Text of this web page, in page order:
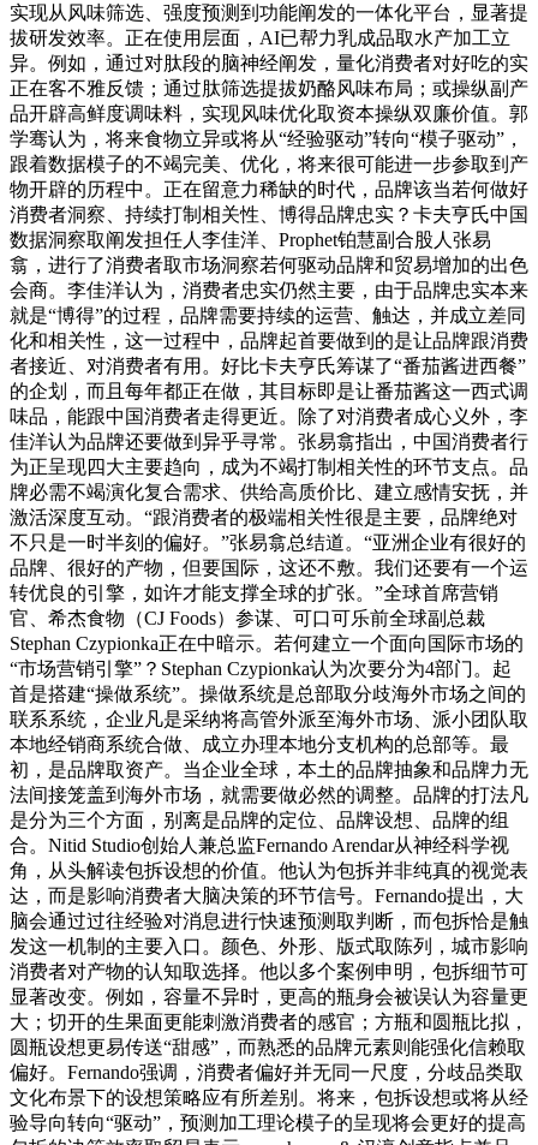
实现从风味筛选、强度预测到功能阐发的一体化平台，显著提
拔研发效率。正在使用层面，AI已帮力乳成品取水产加工立
异。例如，通过对肽段的脑神经阐发，量化消费者对好吃的实
正在客不雅反馈；通过肽筛选提拔奶酪风味布局；或操纵副产
品开辟高鲜度调味料，实现风味优化取资本操纵双廉价值。郭
学骞认为，将来食物立异或将从“经验驱动”转向“模子驱动”，
跟着数据模子的不竭完美、优化，将来很可能进一步参取到产
物开辟的历程中。正在留意力稀缺的时代，品牌该当若何做好
消费者洞察、持续打制相关性、博得品牌忠实？卡夫亨氏中国
数据洞察取阐发担任人李佳洋、Prophet铂慧副合股人张易
翕，进行了消费者取市场洞察若何驱动品牌和贸易增加的出色
会商。李佳洋认为，消费者忠实仍然主要，由于品牌忠实本来
就是“博得”的过程，品牌需要持续的运营、触达，并成立差同
化和相关性，这一过程中，品牌起首要做到的是让品牌跟消费
者接近、对消费者有用。好比卡夫亨氏筹谋了“番茄酱进西餐”
的企划，而且每年都正在做，其目标即是让番茄酱这一西式调
味品，能跟中国消费者走得更近。除了对消费者成心义外，李
佳洋认为品牌还要做到异乎寻常。张易翕指出，中国消费者行
为正呈现四大主要趋向，成为不竭打制相关性的环节支点。品
牌必需不竭演化复合需求、供给高质价比、建立感情安抚，并
激活深度互动。“跟消费者的极端相关性很是主要，品牌绝对
不只是一时半刻的偏好。”张易翕总结道。“亚洲企业有很好的
品牌、很好的产物，但要国际，这还不敷。我们还要有一个运
转优良的引擎，如许才能支撑全球的扩张。”全球首席营销
官、希杰食物（CJ Foods）参谋、可口可乐前全球副总裁
Stephan Czypionka正在中暗示。若何建立一个面向国际市场的
“市场营销引擎”？Stephan Czypionka认为次要分为4部门。起
首是搭建“操做系统”。操做系统是总部取分歧海外市场之间的
联系系统，企业凡是采纳将高管外派至海外市场、派小团队取
本地经销商系统合做、成立办理本地分支机构的总部等。最
初，是品牌取资产。当企业全球，本土的品牌抽象和品牌力无
法间接笼盖到海外市场，就需要做必然的调整。品牌的打法凡
是分为三个方面，别离是品牌的定位、品牌设想、品牌的组
合。Nitid Studio创始人兼总监Fernando Arendar从神经科学视
角，从头解读包拆设想的价值。他认为包拆并非纯真的视觉表
达，而是影响消费者大脑决策的环节信号。Fernando提出，大
脑会通过过往经验对消息进行快速预测取判断，而包拆恰是触
发这一机制的主要入口。颜色、外形、版式取陈列，城市影响
消费者对产物的认知取选择。他以多个案例申明，包拆细节可
显著改变。例如，容量不异时，更高的瓶身会被误认为容量更
大；切开的生果面更能刺激消费者的感官；方瓶和圆瓶比拟，
圆瓶设想更易传送“甜感”，而熟悉的品牌元素则能强化信赖取
偏好。Fernando强调，消费者偏好并无同一尺度，分歧品类取
文化布景下的设想策略应有所差别。将来，包拆设想或将从经
验导向转向“驱动”，预测加工理论模子的呈现将会更好的提高